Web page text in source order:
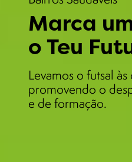
Marca
o Teu
Levamos o futsal
promovendo o
e de formação.